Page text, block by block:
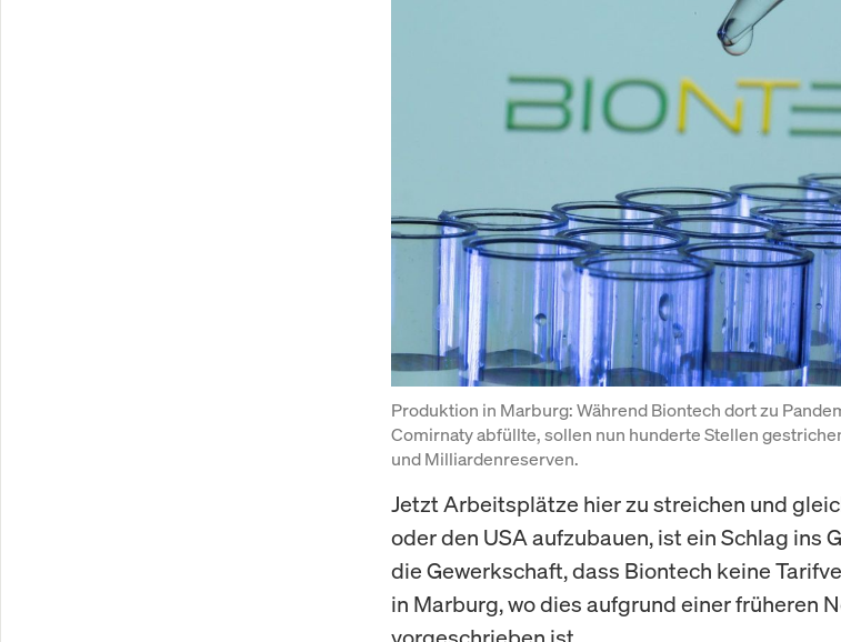
Produktion in Marburg: Während Biontech dort zu
Comirnaty abfüllte, sollen nun hunderte Stellen
und Milliardenreserven.
Jetzt Arbeitsplätze hier zu streichen und
oder den USA aufzubauen, ist ein Schlag ins
die Gewerkschaft, dass Biontech keine
in Marburg, wo dies aufgrund einer früheren